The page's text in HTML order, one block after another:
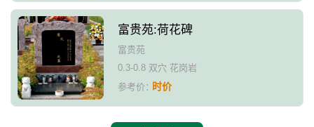
富贵苑:荷花碑
富贵苑
0.3-0.8 双穴 花岗岩
参考价：时价